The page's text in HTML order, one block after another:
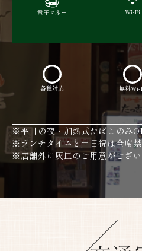
電子マネー Wi-Fi
各種対応​​​​​​​ 無料Wi-
※平日の夜・加熱式たばこのみ
※ランチタイムと土日祝は全席
※店舗外に灰皿のご用意がござい